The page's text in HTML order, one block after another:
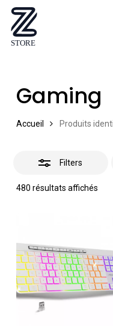
Skip
main
Gaming
Accueil Produits
Filters
480 résultats affichés